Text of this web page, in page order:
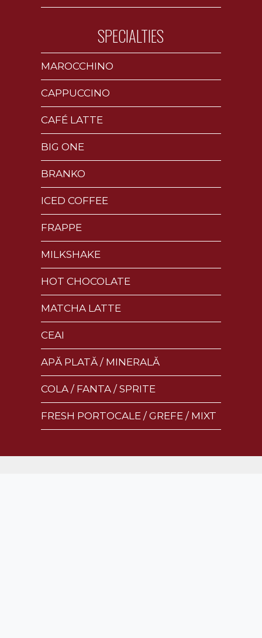
SPECIALTIES
MAROCCHINO
CAPPUCCINO
CAFÉ LATTE
BIG ONE
BRANKO
ICED COFFEE
FRAPPE
MILKSHAKE
HOT CHOCOLATE
MATCHA LATTE
CEAI
APĂ PLATĂ / MINERALĂ
COLA / FANTA / SPRITE
FRESH PORTOCALE / GREFE / MIXT